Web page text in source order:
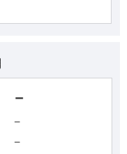
－
－
－